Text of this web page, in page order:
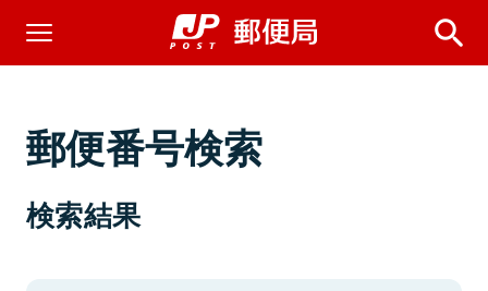
郵便番号検索
検索結果